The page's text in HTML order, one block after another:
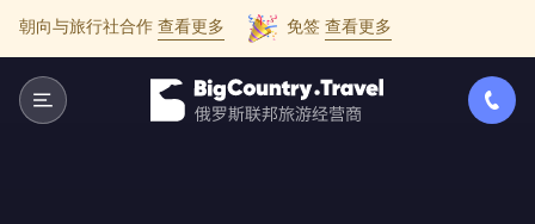
朝向与旅行社合作 查看更多 免签 查看更多